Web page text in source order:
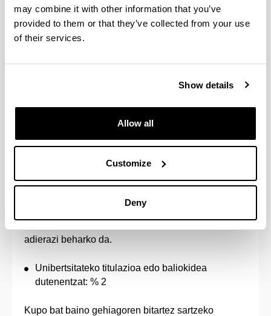
may combine it with other information that you’ve
provided to them or that they’ve collected from your use
of their services.
Show details
Allow all
Customize
Deny
jaso dituztela egiaztatu beharko dute.
Goi mailako eta errendimendu handiko
Kupo honetako pertsonek beren autonomia-
Gorenak emandako ziurtagiriaren bidez egiaztatu
beharko dute beren izaera. Ziurtagiri horretan, goi-
mailako eta errendimendu handiko kirolariei
adierazi beharko da.
Unibertsitateko titulazioa edo baliokidea
dutenentzat: % 2
Kupo bat baino gehiagoren bitartez sartzeko